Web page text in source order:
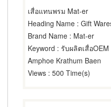
เสื่อแทนพรม Mat-er
Heading Name : Gift Wares & Articles-
Brand Name : Mat-er
Keyword : รับผลิตเสื่อOEM
Amphoe Krathum Baen
Views : 500 Time(s)